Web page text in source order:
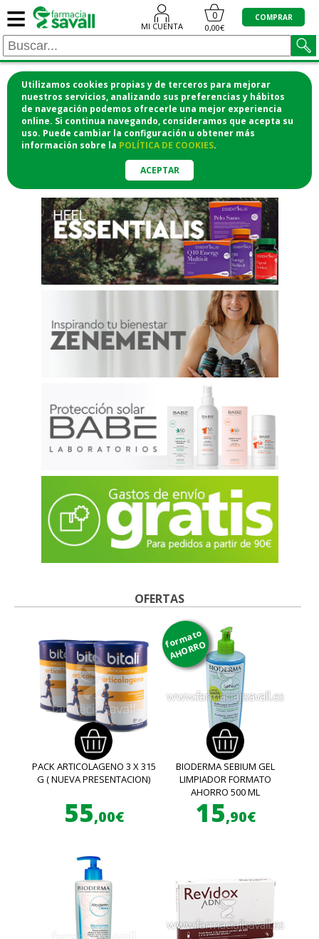
Utilizamos cookies propias y de terceros para mejorar
nuestros servicios, analizando sus preferencias y hábitos
de navegación podemos ofrecerle una mejor experiencia
online. Si continua navegando, consideramos que acepta su
uso. Puede cambiar la configuración u obtener más
información sobre la POLÍTICA DE COOKIES.
ACEPTAR
≡ MI CUENTA
0
0,00€
COMPRAR
¡COMPRA CÓMODAMENTE
DESDE CASA Y RECOGE EN LA
FARMACIA!o si lo prefieres te lo mandamos
a casa
OFERTAS
PACK ARTICOLAGENO 3 X 315
G ( NUEVA PRESENTACION)
55,00€
formato
AHORRO
BIODERMA SEBIUM GEL
LIMPIADOR FORMATO
AHORRO 500 ML
15,90€